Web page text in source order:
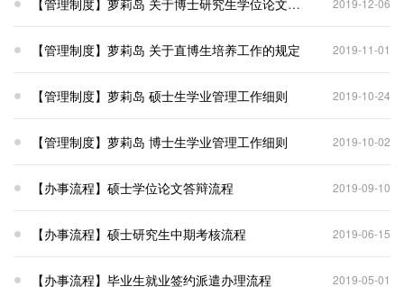
【管理制度】萝莉岛 关于博士研究生学位论文预评审和预答辩的规定 2019-12-06
【管理制度】萝莉岛 关于直博生培养工作的规定 2019-11-01
【管理制度】萝莉岛 硕士生学业管理工作细则 2019-10-24
【管理制度】萝莉岛 博士生学业管理工作细则 2019-10-02
【办事流程】硕士学位论文答辩流程 2019-09-10
【办事流程】硕士研究生中期考核流程 2019-06-15
【办事流程】毕业生就业签约派遣办理流程 2019-05-01